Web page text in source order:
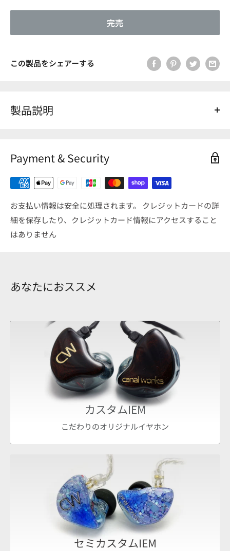
完売
この製品をシェアーする
製品説明
ラック）
Finish（フィニッシュ） : Carbon Plate Plain weave（カ
ーボンプレート平織り）/CW Emblem Gold（CWエンブレム
ゴールド）
Payment & Security
お支払い情報は安全に処理されます。 クレジットカードの詳
細を保存したり、クレジットカード情報にアクセスすること
はありません
あなたにおススメ
カスタムIEM
こだわりのオリジナルイヤホン
セミカスタムIEM